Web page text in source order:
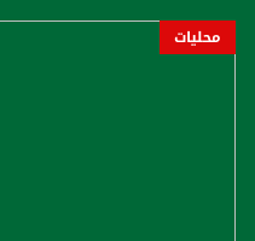
محليات